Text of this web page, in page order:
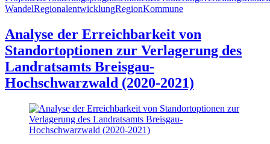
WandelRegionalentwicklungRegionKommune
Analyse der Erreichbarkeit von
Standortoptionen zur Verlagerung des
Landratsamts Breisgau-
Hochschwarzwald (2020-2021)